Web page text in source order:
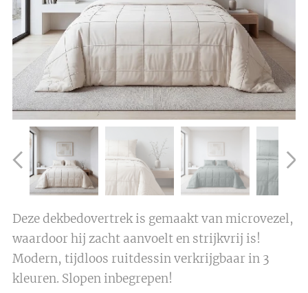
Deze dekbedovertrek is gemaakt van microvezel,
waardoor hij zacht aanvoelt en strijkvrij is!
Modern, tijdloos ruitdessin verkrijgbaar in 3
kleuren. Slopen inbegrepen!